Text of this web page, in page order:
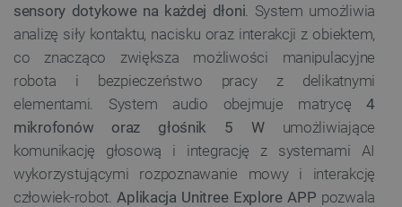
sensory dotykowe na każdej dłoni . System umożliwia
analizę siły kontaktu, nacisku oraz interakcji z obiektem,
co znacząco zwiększa możliwości manipulacyjne
robota i bezpieczeństwo pracy z delikatnymi
elementami. System audio obejmuje matrycę4
mikrofonów oraz głośnik 5 Wumożliwiające
komunikację głosową i integrację z systemami AI
wykorzystującymi rozpoznawanie mowy i interakcję
człowiek-robot. Aplikacja Unitree Explore APP pozwala